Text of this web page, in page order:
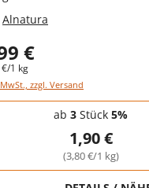
Alnatura
€
1 kg
zzgl. Versand
- Mengenrabatt
ab 3 Stück 5%
1,90 €
(3,80 €/1 kg)